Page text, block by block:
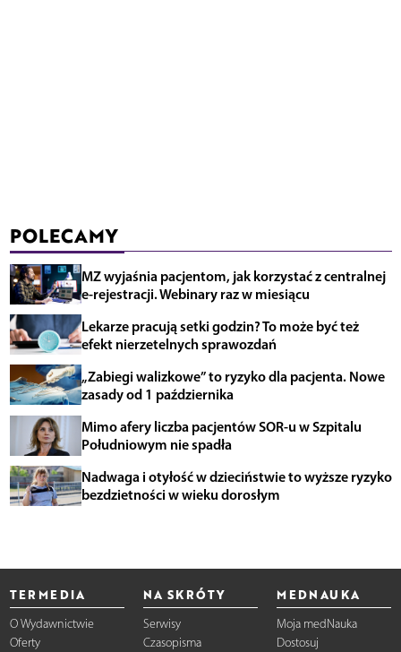
POLECAMY
MZ wyjaśnia pacjentom, jak korzystać z centralnej
e-rejestracji. Webinary raz w miesiącu
Lekarze pracują setki godzin? To może być też
efekt nierzetelnych sprawozdań
„Zabiegi walizkowe” to ryzyko dla pacjenta. Nowe
zasady od 1 października
Mimo afery liczba pacjentów SOR-u w Szpitalu
Południowym nie spadła
Nadwaga i otyłość w dzieciństwie to wyższe ryzyko
bezdzietności w wieku dorosłym
TERMEDIA
O Wydawnictwie
Oferty
NA SKRÓTY
Serwisy
Czasopisma
MEDNAUKA
Moja medNauka
Dostosuj